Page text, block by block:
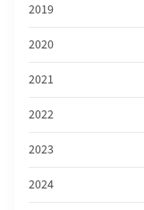
2019
2020
2021
2022
2023
2024